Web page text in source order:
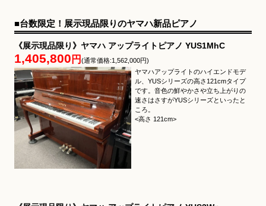
■台数限定！展示現品限りのヤマハ新品ピアノ
《展示現品限り》ヤマハ アップライトピアノ YUS1MhC
1,405,800 円 (通常価格:1,562,000円)
ヤマハアップライトのハイエンドモデ
ル、YUSシリーズの高さ121cmタイプ
です。音色の鮮やかさや立ち上がりの
速さはさすがYUSシリーズといったと
ころ。
<高さ 121cm>